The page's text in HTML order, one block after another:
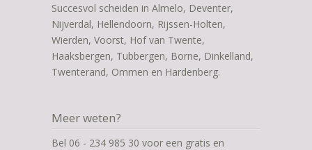
Succesvol scheiden in Almelo, Deventer,
Nijverdal, Hellendoorn, Rijssen-Holten,
Wierden, Voorst, Hof van Twente,
Haaksbergen, Tubbergen, Borne, Dinkelland,
Twenterand, Ommen en Hardenberg.
Meer weten?
Bel 06 - 234 985 30 voor een gratis en